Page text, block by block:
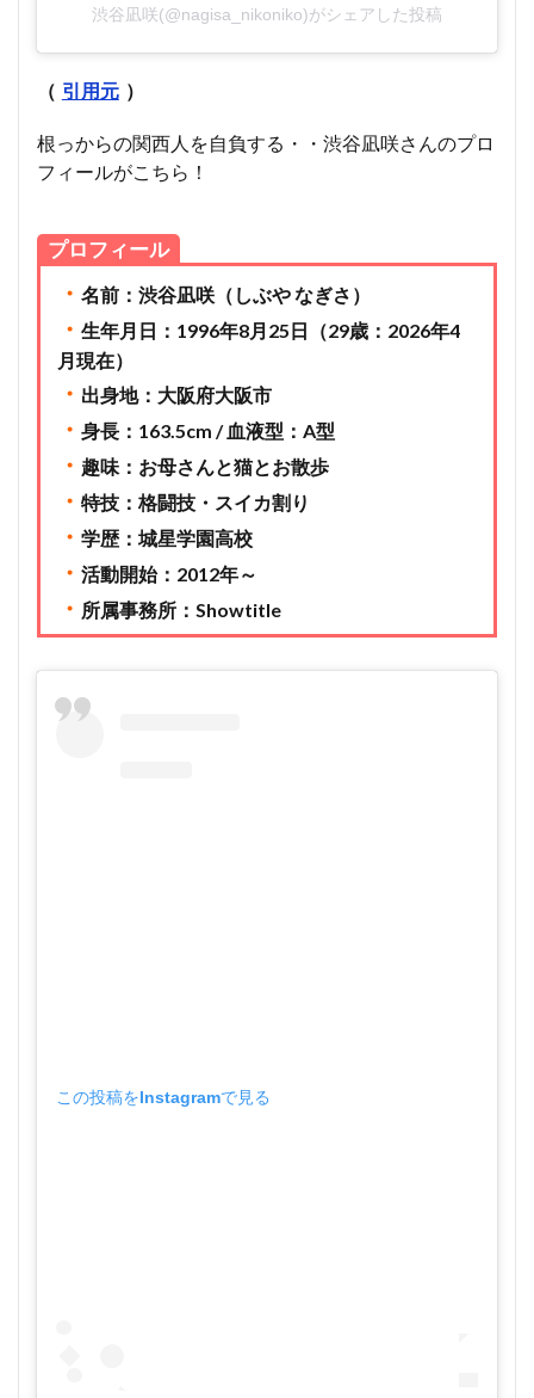
渋谷凪咲(@nagisa_nikoniko)がシェアした投稿
（ 引用元 ）
根っからの関西人を自負する・・渋谷凪咲さんのプロ
フィールがこちら！
プロフィール
・ 名前：渋谷凪咲（しぶや なぎさ）
・ 生年月日：1996年8月25日（29歳：2026年4
月現在）
・ 出身地：大阪府大阪市
・ 身長：163.5cm / 血液型：A型
・ 趣味：お母さんと猫とお散歩
・ 特技：格闘技・スイカ割り
・ 学歴：城星学園高校
・ 活動開始：2012年～
・ 所属事務所：Showtitle
この投稿をInstagramで見る